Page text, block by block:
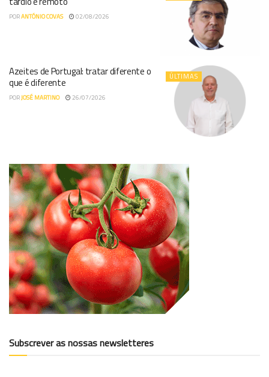
PORANTÓNIO COVAS 02/08/2026
ÚLTIMAS
Azeites de Portugal: tratar diferente o
que é diferente
PORJOSÉ MARTINO 26/07/2026
Subscrever as nossas newsletteres